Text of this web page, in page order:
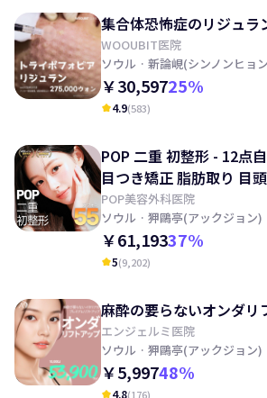
集合体恐怖症のリジュラ
WOOUBIT医院
ソウル · 新論峴(シンノンヒョ
￥30,59725%
kid_star4.9(583)
POP 二重 初整形 - 12点
目つき矯正 脂肪取り 目
POP美容外科医院
ソウル · 狎鷗亭(アックジョン)
￥61,19337%
kid_star5(9,202)
麻酔の要らないオンダリ
エンジェルミ医院
ソウル · 狎鷗亭(アックジョン)
￥5,99748%
kid_star4.8(176)